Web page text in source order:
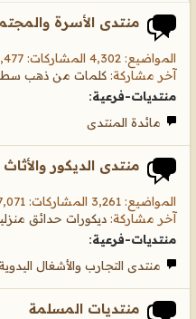
منتدى الأسرة
المواضيع: 4,302 المشاركات: 17,477
آخر مشاركة: كلمات من ذهب
منتديات-فرعية:
مائدة المنتدى
منتدى الديكور
المواضيع: 3,261 المشاركات: 7,071
آخر مشاركة: ديكورات حدائق
منتديات-فرعية:
منتدى التجارب والأشغال
منتديات المسلمة